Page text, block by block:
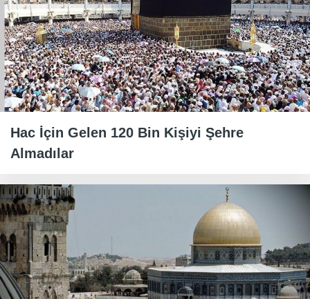
Hac İçin Gelen 120 Bin Kişiyi Şehre
Almadılar